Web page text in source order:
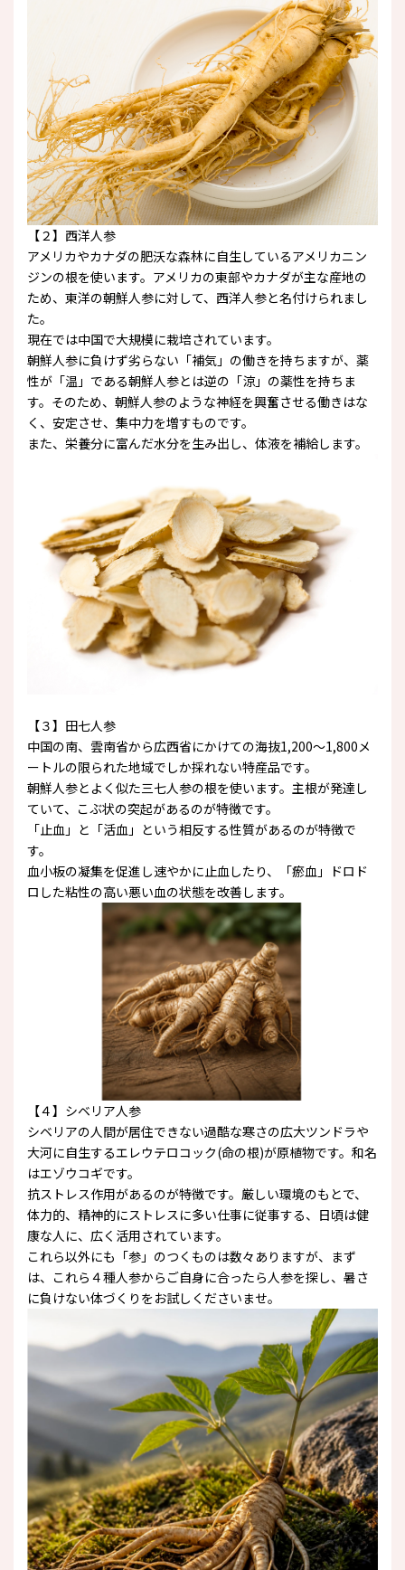
【２】西洋人参
アメリカやカナダの肥沃な森林に自生しているアメリカニン
ジンの根を使います。アメリカの東部やカナダが主な産地の
ため、東洋の朝鮮人参に対して、西洋人参と名付けられまし
た。
現在では中国で大規模に栽培されています。
朝鮮人参に負けず劣らない「補気」の働きを持ちますが、薬
性が「温」である朝鮮人参とは逆の「涼」の薬性を持ちま
す。そのため、朝鮮人参のような神経を興奮させる働きはな
く、安定させ、集中力を増すものです。
また、栄養分に富んだ水分を生み出し、体液を補給します。
【３】田七人参
中国の南、雲南省から広西省にかけての海抜1,200〜1,800メ
ートルの限られた地域でしか採れない特産品です。
朝鮮人参とよく似た三七人参の根を使います。主根が発達し
ていて、こぶ状の突起があるのが特徴です。
「止血」と「活血」という相反する性質があるのが特徴で
す。
血小板の凝集を促進し速やかに止血したり、「瘀血」ドロド
ロした粘性の高い悪い血の状態を改善します。
【４】シベリア人参
シベリアの人間が居住できない過酷な寒さの広大ツンドラや
大河に自生するエレウテロコック(命の根)が原植物です。和名
はエゾウコギです。
抗ストレス作用があるのが特徴です。厳しい環境のもとで、
体力的、精神的にストレスに多い仕事に従事する、日頃は健
康な人に、広く活用されています。
これら以外にも「参」のつくものは数々ありますが、まず
は、これら４種人参からご自身に合ったら人参を探し、暑さ
に負けない体づくりをお試しくださいませ。